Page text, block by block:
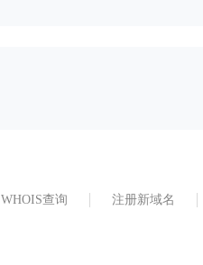
WHOIS查询 注册新域名